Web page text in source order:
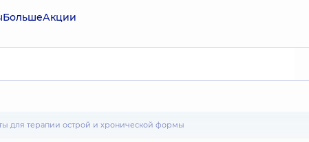
БольшеАкции
для терапии острой и хронической формы